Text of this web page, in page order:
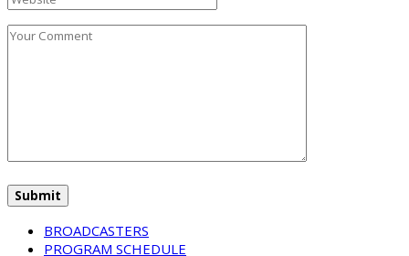
BROADCASTERS
PROGRAM SCHEDULE